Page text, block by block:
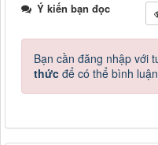
Ý kiến bạn đọc
Bạn cần đăng nhập với
thức để có thể bình luận